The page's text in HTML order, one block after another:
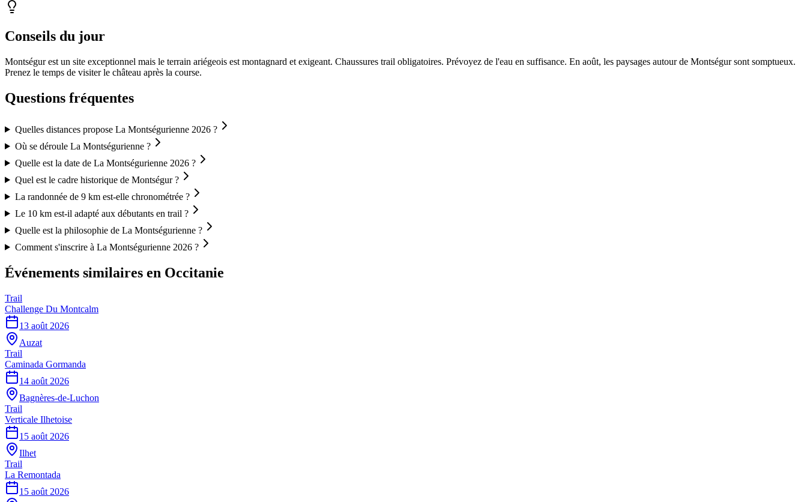
Conseils du jour
Montségur est un site exceptionnel mais le terrain ariégeois est montagnard et exigeant. Chaussures trail obligatoires. Prévoyez de l'eau en suffisance. En août, les paysages autour de Montségur sont somptueux.
Prenez le temps de visiter le château après la course.
Questions fréquentes
Quelles distances propose La Montségurienne 2026 ?
Où se déroule La Montségurienne ?
Quelle est la date de La Montségurienne 2026 ?
Quel est le cadre historique de Montségur ?
La randonnée de 9 km est-elle chronométrée ?
Le 10 km est-il adapté aux débutants en trail ?
Quelle est la philosophie de La Montségurienne ?
Comment s'inscrire à La Montségurienne 2026 ?
Événements similaires en Occitanie
Trail
Challenge Du Montcalm
13 août 2026
Auzat
Trail
Caminada Gormanda
14 août 2026
Bagnères-de-Luchon
Trail
Verticale Ilhetoise
15 août 2026
Ilhet
Trail
La Remontada
15 août 2026